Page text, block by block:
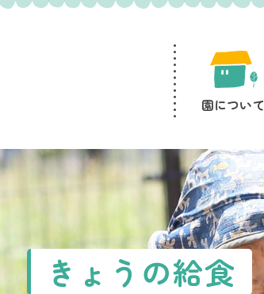
園について
きょうの給食